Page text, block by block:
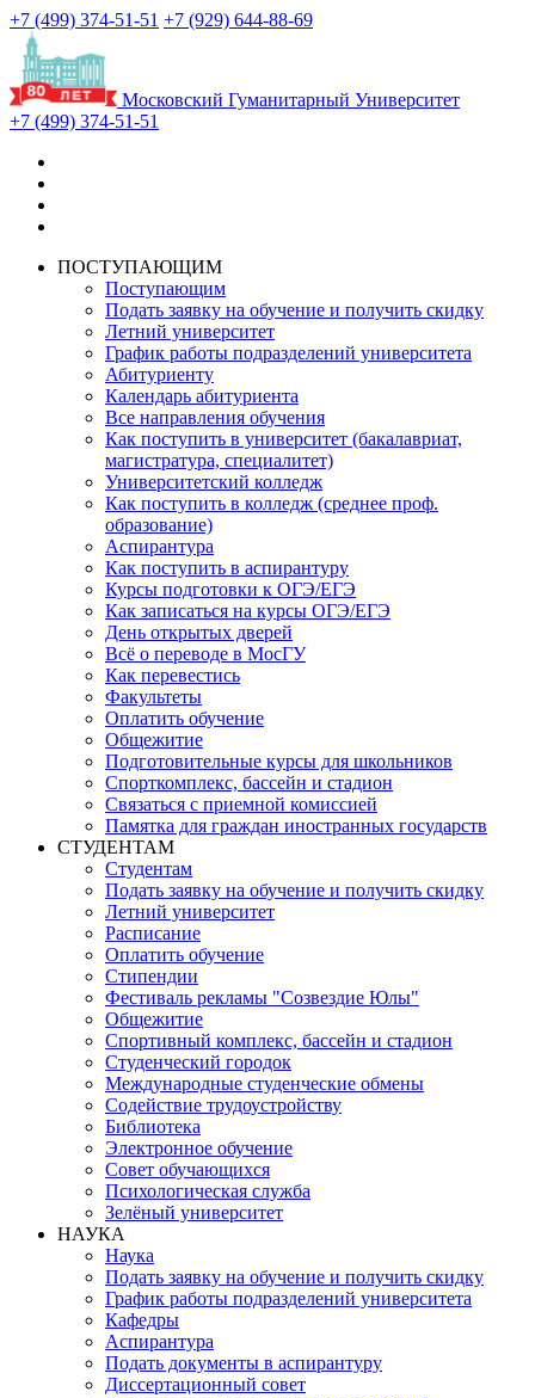
+7 (499) 374-51-51 +7 (929) 644-88-69
Московский Гуманитарный Университет
+7 (499) 374-51-51
ПОСТУПАЮЩИМ
Поступающим
Подать заявку на обучение и получить скидку
Летний университет
График работы подразделений университета
Абитуриенту
Календарь абитуриента
Все направления обучения
Как поступить в университет (бакалавриат,
магистратура, специалитет)
Университетский колледж
Как поступить в колледж (среднее проф.
образование)
Аспирантура
Как поступить в аспирантуру
Курсы подготовки к ОГЭ/ЕГЭ
Как записаться на курсы ОГЭ/ЕГЭ
День открытых дверей
Всё о переводе в МосГУ
Как перевестись
Факультеты
Оплатить обучение
Общежитие
Подготовительные курсы для школьников
Спорткомплекс, бассейн и стадион
Связаться с приемной комиссией
Памятка для граждан иностранных государств
СТУДЕНТАМ
Студентам
Подать заявку на обучение и получить скидку
Летний университет
Расписание
Оплатить обучение
Стипендии
Фестиваль рекламы "Созвездие Юлы"
Общежитие
Спортивный комплекс, бассейн и стадион
Студенческий городок
Международные студенческие обмены
Содействие трудоустройству
Библиотека
Электронное обучение
Совет обучающихся
Психологическая служба
Зелёный университет
НАУКА
Наука
Подать заявку на обучение и получить скидку
График работы подразделений университета
Кафедры
Аспирантура
Подать документы в аспирантуру
Диссертационный совет